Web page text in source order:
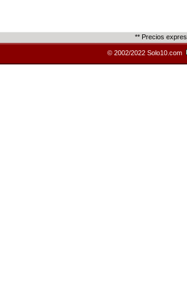
** Precios
© 2002/2022 Solo10.com